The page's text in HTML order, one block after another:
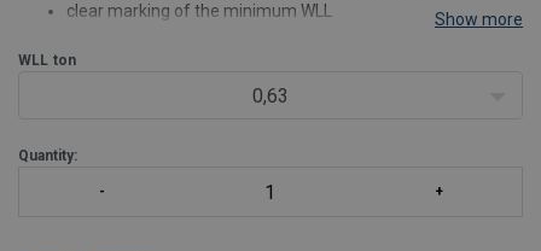
clear marking of the minimum WLL
Show more
WLL ton
0,63
Quantity: